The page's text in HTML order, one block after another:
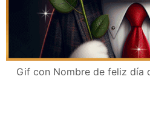
Gif con Nombre de feliz día